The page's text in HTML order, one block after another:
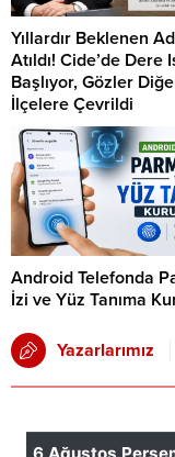
Yıllardır Beklenen
Atıldı! Cide’de Dere
Başlıyor, Gözler
İlçelere Çevrildi
Android Telefonda
İzi ve Yüz Tanıma
Yazarlarımız